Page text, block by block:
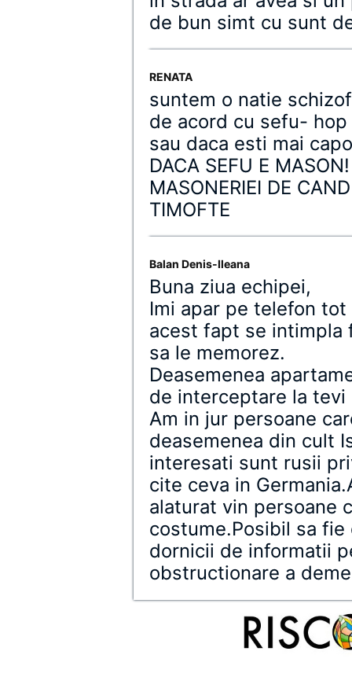
de bun simt cu sunt
RENATA
suntem o natie
de acord cu sefu-
sau daca esti mai
DACA SEFU E
MASONERIEI DE
TIMOFTE
Balan Denis-Ileana
Buna ziua echipei,
Imi apar pe telefon
acest fapt se intimpla
sa le memorez.
Deasemenea
de interceptare la
Am in jur persoane
deasemenea din cult
interesati sunt rusii
cite ceva in
alaturat vin persoane
costume.Posibil sa
dornicii de informatii
obstructionare a